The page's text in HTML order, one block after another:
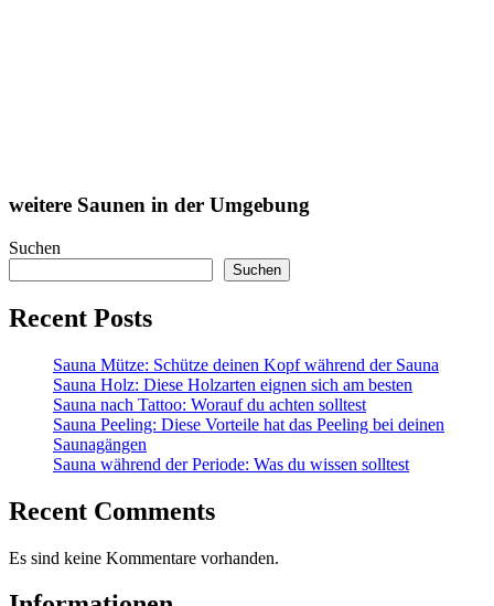
weitere Saunen in der Umgebung
Suchen
Suchen
Recent Posts
Sauna Mütze: Schütze deinen Kopf während der Sauna
Sauna Holz: Diese Holzarten eignen sich am besten
Sauna nach Tattoo: Worauf du achten solltest
Sauna Peeling: Diese Vorteile hat das Peeling bei deinen
Saunagängen
Sauna während der Periode: Was du wissen solltest
Recent Comments
Es sind keine Kommentare vorhanden.